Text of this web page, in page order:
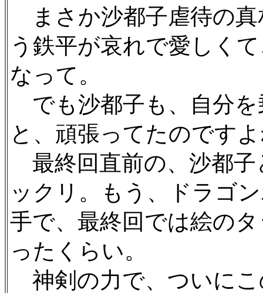
まさか沙都子虐待の
う鉄平が哀れで愛しく
なって。
でも沙都子も、自分を
と、頑張ってたのです
最終回直前の、沙都子
ックリ。もう、ドラゴ
手で、最終回では絵の
ったくらい。
神剣の力で、ついに